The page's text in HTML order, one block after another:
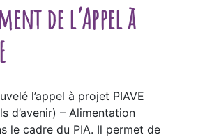
de l’Appel à
l’appel à projet PIAVE
d’avenir) – Alimentation
le cadre du PIA. Il permet de